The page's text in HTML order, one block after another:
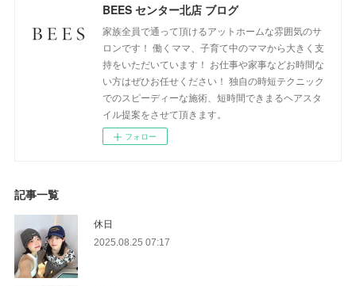
BEES センター北店 ブログ
家族全員で通って頂けるアットホームな雰囲気のサ
ロンです！ 働くママ、子育て中のママから大きく支
持をいただいています！ お仕事や家事などお時間な
い方はぜひお任せください！ 独自の時短テクニック
でのスピーディーな施術、短時間できまるヘアスタ
イル提案をさせて頂きます。
フォロー
記事一覧
休日
2025.08.25 07:17